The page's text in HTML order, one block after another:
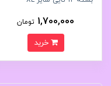
1,700,000 تومان
خرید